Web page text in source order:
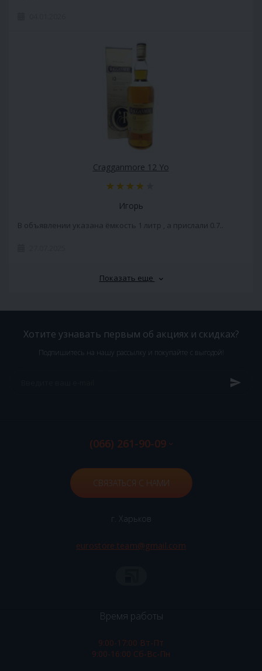
Cragganmore 12 Yo
Игорь
В объявлении указана ёмкость 1 литр , а прислали 0.7..
Показать еще
Хотите узнавать первым об акциях и скидках?
Подпишитесь на нашу рассылку и покупайте с выгодой!
(066) 261-90-09
СВЯЗАТЬСЯ С НАМИ
г. Харьков
eurostore.team@gmail.com
Время работы
9:00-17:00 Вт-Пт
9:00-16:00 Сб-Вс-Пн